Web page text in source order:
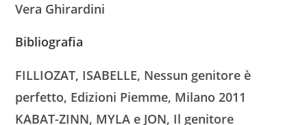
Vera Ghirardini
Bibliografia
FILLIOZAT, ISABELLE, Nessun genitore è
perfetto, Edizioni Piemme, Milano 2011
KABAT-ZINN, MYLA e JON, Il genitore